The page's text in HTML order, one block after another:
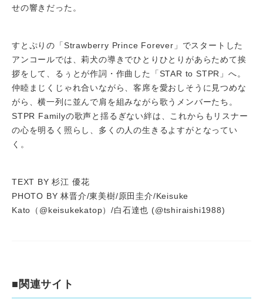
せの響きだった。
すとぷりの「Strawberry Prince Forever」でスタートした
アンコールでは、莉犬の導きでひとりひとりがあらためて挨
拶をして、るぅとが作詞・作曲した「STAR to STPR」へ。
仲睦まじくじゃれ合いながら、客席を愛おしそうに見つめな
がら、横一列に並んで肩を組みながら歌うメンバーたち。
STPR Familyの歌声と揺るぎない絆は、これからもリスナー
の心を明るく照らし、多くの人の生きるよすがとなってい
く。
TEXT BY 杉江 優花
PHOTO BY 林晋介/東美樹/原田圭介/Keisuke
Kato（@keisukekatop）/白石達也 (@tshiraishi1988)
■関連サイト